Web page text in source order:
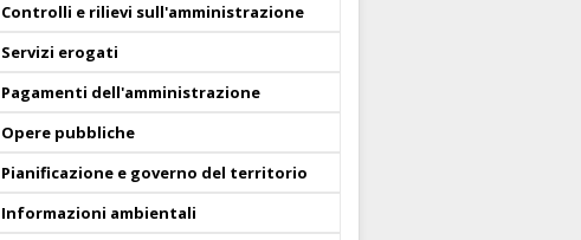
Controlli e rilievi sull'amministrazione
Servizi erogati
Pagamenti dell'amministrazione
Opere pubbliche
Pianificazione e governo del territorio
Informazioni ambientali